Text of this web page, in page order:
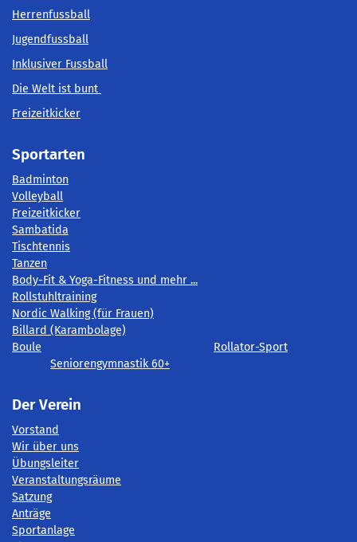
Herrenfussball
Jugendfussball
Inklusiver Fussball
Die Welt ist bunt
Freizeitkicker
Sportarten
Badminton
Volleyball
Freizeitkicker
Sambatida
Tischtennis
Tanzen
Body-Fit & Yoga-Fitness und mehr ...
Rollstuhltraining
Nordic Walking (für Frauen)
Billard (Karambolage)
Boule
Rollator-Sport
Seniorengymnastik 60+
Der Verein
Vorstand
Wir über uns
Übungsleiter
Veranstaltungsräume
Satzung
Anträge
Sportanlage